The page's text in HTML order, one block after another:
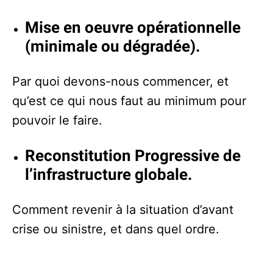
Mise en oeuvre opérationnelle
(minimale ou dégradée).
Par quoi devons-nous commencer, et
qu’est ce qui nous faut au minimum pour
pouvoir le faire.
Reconstitution Progressive de
l’infrastructure globale.
Comment revenir à la situation d’avant
crise ou sinistre, et dans quel ordre.